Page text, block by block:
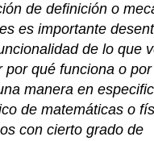
de definición o
es importante
de lo que
por qué funciona o
manera en
de matemáticas o
con cierto grado de